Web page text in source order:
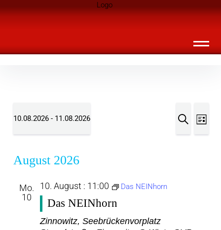
überspringen
Landknirpse – Die Zeitschrift für Leute
Suche
Liste
10.08.2026 - 11.08.2026
August 2026
Mo.
10
10. August : 11:00 Das NEINhorn
Das NEINhorn
Zinnowitz, Seebrückenvorplatz